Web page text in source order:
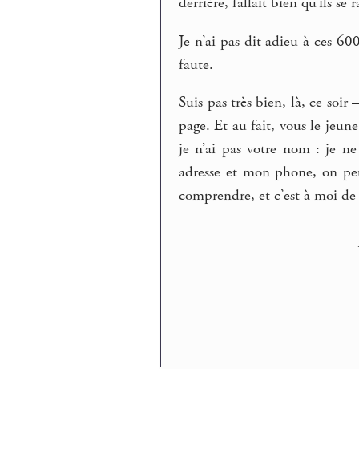
Je n’ai pas dit adieu à ces
faute.
Suis pas très bien, là, ce
page. Et au fait, vous le
je n’ai pas votre nom : je
adresse et mon phone, on
comprendre, et c’est à moi